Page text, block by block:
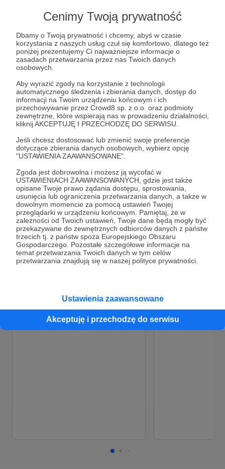
Cenimy Twoją prywatność
Dbamy o Twoją prywatność i chcemy, abyś w czasie
korzystania z naszych usług czuł się komfortowo, dlatego też
poniżej prezentujemy Ci najważniejsze informacje o
zasadach przetwarzania przez nas Twoich danych
osobowych.
Aby wyrazić zgody na korzystanie z technologii
automatycznego śledzenia i zbierania danych, dostęp do
informacji na Twoim urządzeniu końcowym i ich
przechowywanie przez Crowd8 sp. z o.o. oraz podmioty
zewnętrzne, które wspierają nas w prowadzeniu działalności,
kliknij AKCEPTUJĘ I PRZECHODZĘ DO SERWISU.
Jeśli chcesz dostosować lub zmienić swoje preferencje
dotyczące zbierania danych osobowych, wybierz opcję
"USTAWIENIA ZAAWANSOWANE".
Zgoda jest dobrowolna i możesz ją wycofać w
USTAWIENIACH ZAAWANSOWANYCH, gdzie jest także
opisane Twoje prawo żądania dostępu, sprostowania,
usunięcia lub ograniczenia przetwarzania danych, a także w
dowolnym momencie za pomocą ustawień Twojej
przeglądarki w urządzeniu końcowym. Pamiętaj, że w
zależności od Twoich ustawień, Twoje dane będą mogły być
przekazywane do zewnętrznych odbiorców danych z państw
trzecich tj. z państw spoza Europejskiego Obszaru
Gospodarczego. Pozostałe szczegółowe informacje na
temat przetwarzania Twoich danych w tym celów
przetwarzania znajdują się w naszej polityce prywatności.
Ustawienia zaawansowane
Akceptuję i przechodzę do serwisu
sobie edukację moich widzów. Czyli
przekazanie wartości dodanej, wiedzy,
ciekawostek, porad praktycznych.
Co tworzę?
Na przykład filmy opisujące konkretne style
tatuażu, w tym wypadku przepiękny i bardzo
głęboki kulturowo irezumi:
W tym miejscu powinna być zewnętrzna
treść
Aby zobaczyć treść musisz zmienić ustawienia
polityki prywatności
Nagrałem poradniki dla posiadaczy świeżych
dziar, bo zauważyłem, że mnóstwo osób ma
problem z odpowiednią pielęgnacją nowych
Rozwiń opis
Cele
Pokrywam koszty licencji!
500 zł
miesięcznie
500 zł
brakuje
0%
Wow! Dzięki!
Za tyle kasy mogę pokryć
miesięczne koszty wszystkich
duża pomoc!
Tworzę w
1 500 zł
miesięcznie
0%
Tyle wsparcia
mi pokryć
nie będzie mnie
opłacenie licencji ^^